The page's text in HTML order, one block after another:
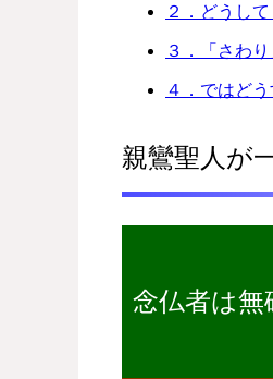
２．どうし
３．「さわ
４．ではど
親鸞聖人が
念仏者は無